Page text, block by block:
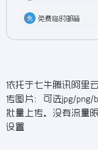
免费临时邮箱
依托于七牛腾讯阿里
传图片：可选jpg/png/
批量上传。没有流量
设置